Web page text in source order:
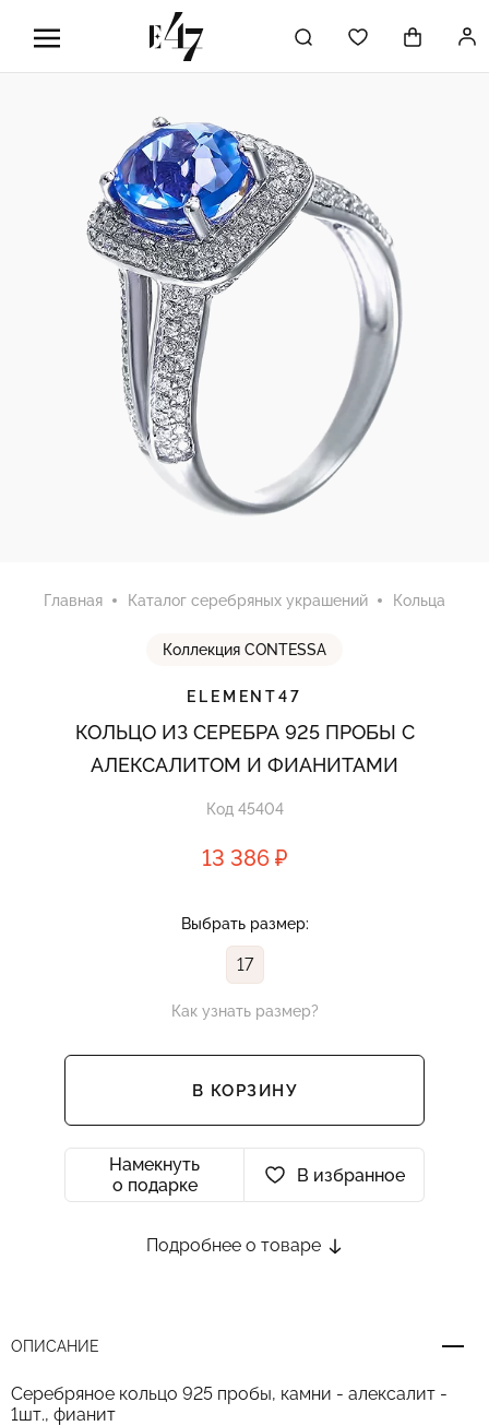
Главная Каталог серебряных украшений Кольца
Коллекция CONTESSA
ELEMENT47
КОЛЬЦО ИЗ СЕРЕБРА 925 ПРОБЫ С
АЛЕКСАЛИТОМ И ФИАНИТАМИ
Код 45404
13 386 ₽
Выбрать размер:
17
Как узнать размер?
В КОРЗИНУ
Намекнуть
о подарке
В избранное
Подробнее о товаре
ОПИСАНИЕ
Серебряное кольцо 925 пробы, камни - алексалит -
1шт., фианит